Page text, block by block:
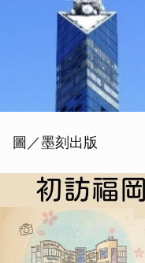
圖／墨刻出版